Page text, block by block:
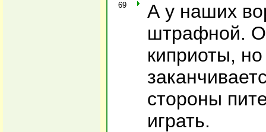
69
А у наших
штрафной.
киприоты,
стороны
играть.